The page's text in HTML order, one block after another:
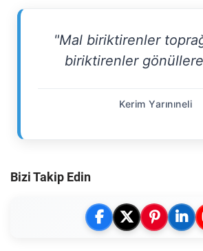
"Mal biriktirenler
biriktirenler gönüllere
Kerim Yarınıneli
Bizi Takip Edin